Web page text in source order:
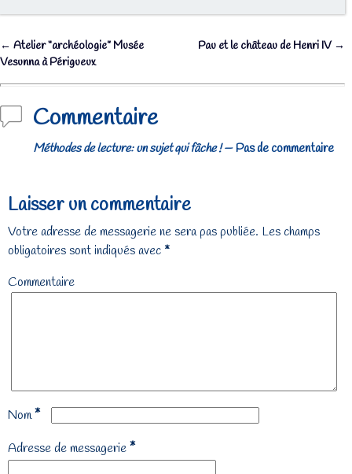
Navigation des articles
← Atelier “archéologie” Musée
Vesunna à Périgueux
Pau et le château de Henri IV →
Commentaire
Méthodes de lecture: un sujet qui fâche !— Pas de commentaire
Laisser un commentaire
Votre adresse de messagerie ne sera pas publiée. Les champs
obligatoires sont indiqués avec *
Commentaire
Nom*
Adresse de messagerie*